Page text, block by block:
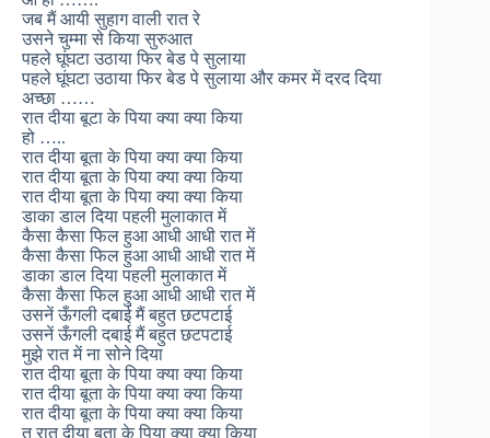
जब मैं आयी सुहाग वाली रात रे
उसने चुम्मा से किया सुरुआत
पहले घूंघटा उठाया फिर बेड पे सुलाया
पहले घूंघटा उठाया फिर बेड पे सुलाया और कमर में दरद दिया
अच्छा ……
रात दीया बूटा के पिया क्या क्या किया
हो …..
रात दीया बूता के पिया क्या क्या किया
रात दीया बूता के पिया क्या क्या किया
रात दीया बूता के पिया क्या क्या किया
डाका डाल दिया पहली मुलाकात में
कैसा कैसा फिल हुआ आधी आधी रात में
कैसा कैसा फिल हुआ आधी आधी रात में
डाका डाल दिया पहली मुलाकात में
कैसा कैसा फिल हुआ आधी आधी रात में
उसनें ऊँगली दबाई मैं बहुत छटपटाई
उसनें ऊँगली दबाई मैं बहुत छटपटाई
मुझे रात में ना सोने दिया
रात दीया बूता के पिया क्या क्या किया
रात दीया बूता के पिया क्या क्या किया
रात दीया बूता के पिया क्या क्या किया
त रात दीया बूता के पिया क्या क्या किया